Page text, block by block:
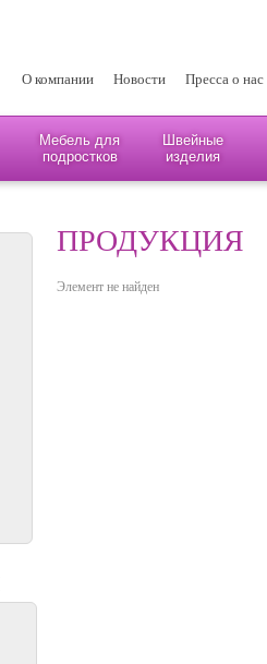
О компании Новости Пресса о нас
Мебель для
подростков
Швейные
изделия
ПРОДУКЦИЯ
Элемент не найден